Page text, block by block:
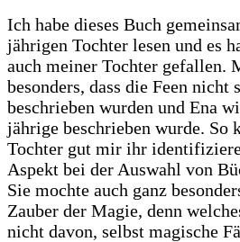
Ich habe dieses Buch
jährigen Tochter lesen und es
auch meiner Tochter gefallen.
besonders, dass die Feen nicht
beschrieben wurden und Ena
jährige beschrieben wurde. So
Tochter gut mir ihr
Aspekt bei der Auswahl von
Sie mochte auch ganz
Zauber der Magie, denn
nicht davon, selbst magische